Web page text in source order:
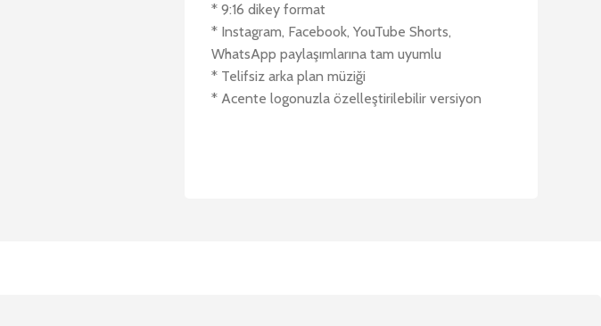
* 9:16 dikey format
* Instagram, Facebook, YouTube Shorts,
WhatsApp paylaşımlarına tam uyumlu
* Telifsiz arka plan müziği
* Acente logonuzla özelleştirilebilir versiyon